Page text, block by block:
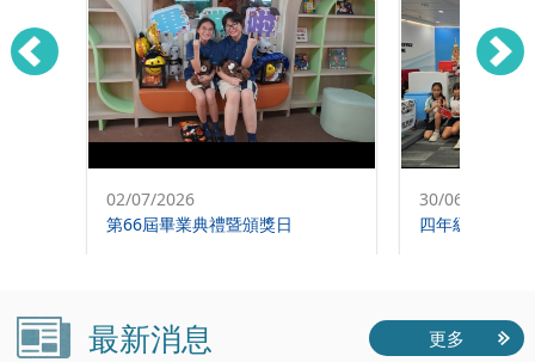
02/07/2026
第66屆畢業典禮暨頒獎日
30/06/2026
四年級參舉選
最新消息 更多